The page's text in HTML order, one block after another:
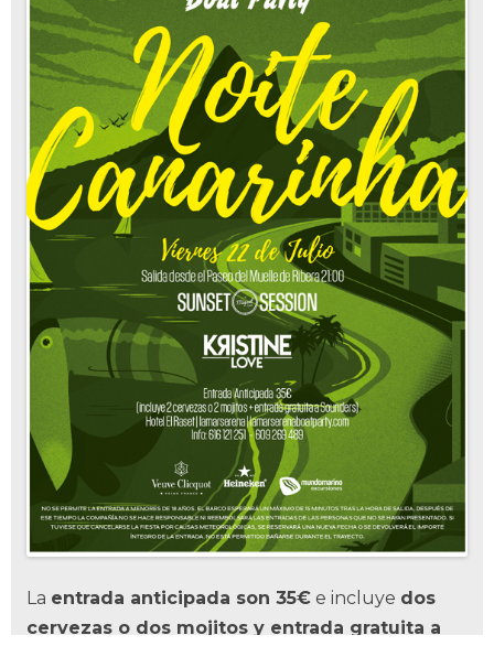
La entrada anticipada son 35€ e incluye dos
cervezas o dos mojitos y entrada gratuita a